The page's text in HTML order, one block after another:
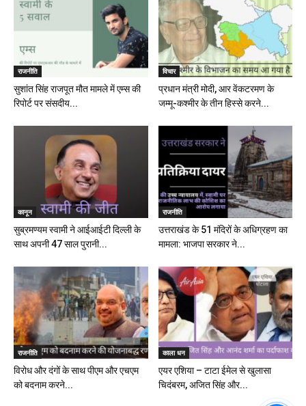
राजनीति
सुशांत सिंह राजपूत मौत मामले में एम्स की
रिपोर्ट पर संसदीय...
विचार
प्रधान मंत्री मोदी, आर वेंकटरमण के
जम्मू-कश्मीर के तीन हिस्से करने...
कानून
सुब्रमण्यम स्वामी ने आईआईटी दिल्ली के
साथ अपनी 47 साल पुरानी...
राजनीति
उत्तराखंड के 51 मंदिरों के अधिग्रहण का
मामला: भाजपा सरकार ने...
राजनीति
विरोध और दंगों के साथ पीएम और एचएम
को बदनाम करने...
काला धन
एयर एशिया – टाटा ईमेल से खुलासा
चिदंबरम, अजित सिंह और...